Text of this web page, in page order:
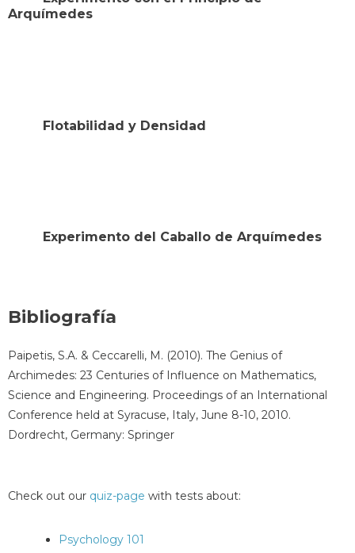
Arquímedes
Flotabilidad y Densidad
Experimento del Caballo de Arquímedes
Bibliografía
Paipetis, S.A. & Ceccarelli, M. (2010). The Genius of
Archimedes: 23 Centuries of Influence on Mathematics,
Science and Engineering. Proceedings of an International
Conference held at Syracuse, Italy, June 8-10, 2010.
Dordrecht, Germany: Springer
Check out our quiz-page with tests about:
Psychology 101